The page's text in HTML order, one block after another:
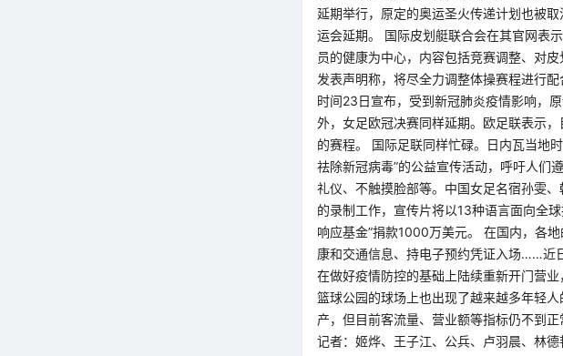
延期举行，原定的奥运圣火传递计划也被
运会延期。 国际皮划艇联合会在其官网表
员的健康为中心，内容包括竞赛调整、对
发表声明称，将尽全力调整体操赛程进行
时间23日宣布，受到新冠肺炎疫情影响，
外，女足欧冠决赛同样延期。欧足联表示
的赛程。 国际足联同样忙碌。日内瓦当地
祛除新冠病毒”的公益宣传活动，呼吁人们
礼仪、不触摸脸部等。中国女足名宿孙雯
的录制工作，宣传片将以13种语言面向全
响应基金”捐款1000万美元。 在国内，各
康和交通信息、持电子预约凭证入场……近
在做好疫情防控的基础上陆续重新开门营
篮球公园的球场上也出现了越来越多年轻
产，但目前客流量、营业额等指标仍不到
记者：姬烨、王子江、公兵、卢羽晨、林德